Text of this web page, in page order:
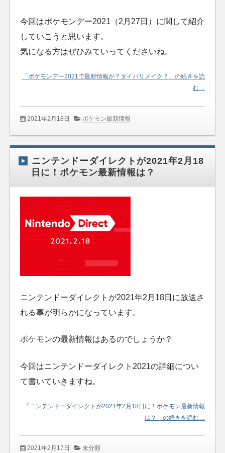
今回はポケモンデー2021（2月27日）に関して紹介
していこうと思います。
気になる方はぜひみていってくださいね。
「ポケモンデー2021で最新情報が？ダイパリメイク？」の続きを読
む…
2021年2月18日 ポケモン最新情報
ニンテンドーダイレクトが2021年2月18
日に！ポケモン最新情報は？
ニンテンドーダイレクトが2021年2月18日に放送さ
れる事が明らかになっています。
ポケモンの最新情報はあるのでしょうか？
今回はニンテンドーダイレクト2021の詳細につい
て書いていきますね。
「ニンテンドーダイレクトが2021年2月18日に！ポケモン最新情報
は？」の続きを読む…
2021年2月17日 未分類